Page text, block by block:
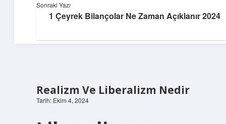
Hakkımızda
Hızlı hikayelerle gününü şenlendir!
Realizm Ve Liberalizm Nedir
Tarih: Ekim 4, 2024
Sonraki Yazı
1 Çeyrek Bilançolar Ne Zaman Açıklanır 2024